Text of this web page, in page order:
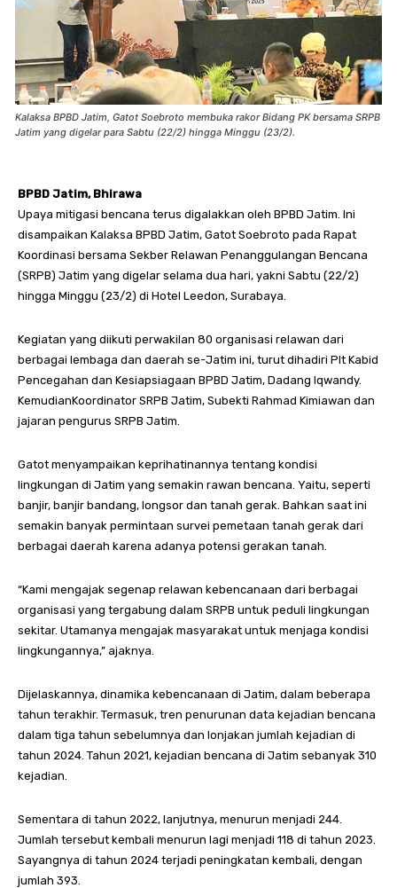
Kalaksa BPBD Jatim, Gatot Soebroto membuka rakor Bidang PK bersama SRPB
Jatim yang digelar para Sabtu (22/2) hingga Minggu (23/2).
BPBD Jatim, Bhirawa
Upaya mitigasi bencana terus digalakkan oleh BPBD Jatim. Ini
disampaikan Kalaksa BPBD Jatim, Gatot Soebroto pada Rapat
Koordinasi bersama Sekber Relawan Penanggulangan Bencana
(SRPB) Jatim yang digelar selama dua hari, yakni Sabtu (22/2)
hingga Minggu (23/2) di Hotel Leedon, Surabaya.
Kegiatan yang diikuti perwakilan 80 organisasi relawan dari
berbagai lembaga dan daerah se-Jatim ini, turut dihadiri Plt Kabid
Pencegahan dan Kesiapsiagaan BPBD Jatim, Dadang Iqwandy.
KemudianKoordinator SRPB Jatim, Subekti Rahmad Kimiawan dan
jajaran pengurus SRPB Jatim.
Gatot menyampaikan keprihatinannya tentang kondisi
lingkungan di Jatim yang semakin rawan bencana. Yaitu, seperti
banjir, banjir bandang, longsor dan tanah gerak. Bahkan saat ini
semakin banyak permintaan survei pemetaan tanah gerak dari
berbagai daerah karena adanya potensi gerakan tanah.
“Kami mengajak segenap relawan kebencanaan dari berbagai
organisasi yang tergabung dalam SRPB untuk peduli lingkungan
sekitar. Utamanya mengajak masyarakat untuk menjaga kondisi
lingkungannya,” ajaknya.
Dijelaskannya, dinamika kebencanaan di Jatim, dalam beberapa
tahun terakhir. Termasuk, tren penurunan data kejadian bencana
dalam tiga tahun sebelumnya dan lonjakan jumlah kejadian di
tahun 2024. Tahun 2021, kejadian bencana di Jatim sebanyak 310
kejadian.
Sementara di tahun 2022, lanjutnya, menurun menjadi 244.
Jumlah tersebut kembali menurun lagi menjadi 118 di tahun 2023.
Sayangnya di tahun 2024 terjadi peningkatan kembali, dengan
jumlah 393.